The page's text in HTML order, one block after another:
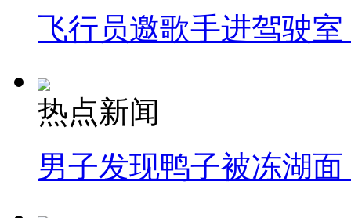
飞行员邀歌手进驾驶
热点新闻
男子发现鸭子被冻湖